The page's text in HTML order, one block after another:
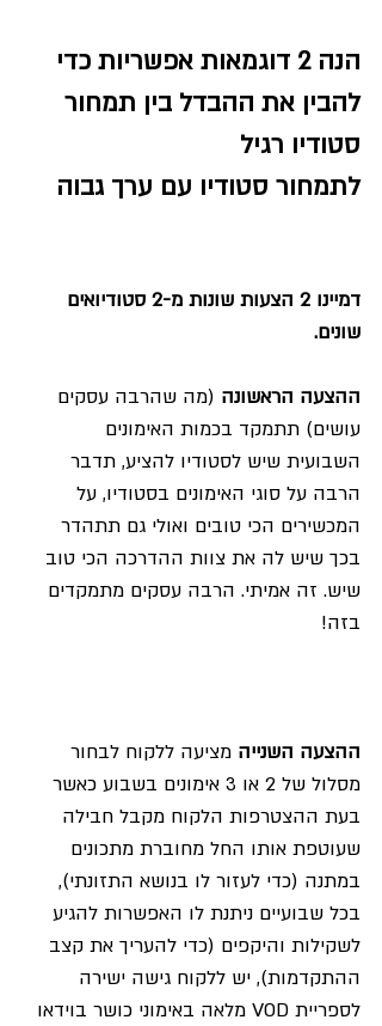
הנה 2 דוגמאות אפשריות כדי
להבין את ההבדל בין תמחור
סטודיו רגיל
לתמחור סטודיו עם ערך גבוה
דמיינו 2 הצעות שונות מ-2 סטודיואים
שונים.
ההצעה הראשונה (מה שהרבה עסקים
עושים) תתמקד בכמות האימונים
השבועית שיש לסטודיו להציע, תדבר
הרבה על סוגי האימונים בסטודיו, על
המכשירים הכי טובים ואולי גם תתהדר
בכך שיש לה את צוות ההדרכה הכי טוב
שיש. זה אמיתי. הרבה עסקים מתמקדים
בזה!
ההצעה השנייה מציעה ללקוח לבחור
מסלול של 2 או 3 אימונים בשבוע כאשר
בעת ההצטרפות הלקוח מקבל חבילה
שעוטפת אותו החל מחוברת מתכונים
במתנה (כדי לעזור לו בנושא התזונתי),
בכל שבועיים ניתנת לו האפשרות להגיע
לשקילות והיקפים (כדי להעריך את קצב
ההתקדמות), יש ללקוח גישה ישירה
לספריית VOD מלאה באימוני כושר בוידאו